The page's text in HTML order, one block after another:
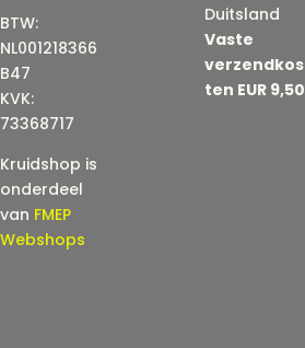
BTW:
NL001218366
B47
KVK:
73368717
Kruidshop is
onderdeel
van FMEP
Webshops
Duitsland
Vaste
verzendkos
ten EUR 9,50